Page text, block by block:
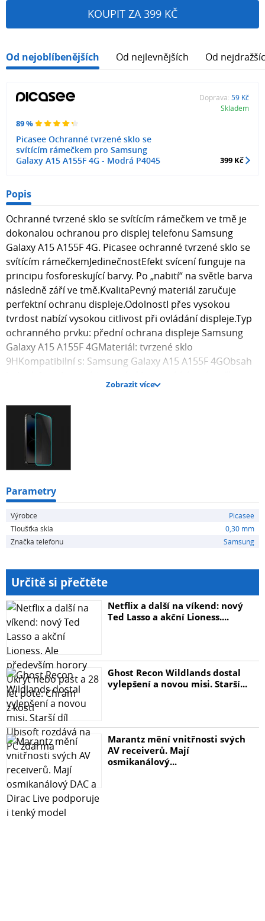
KOUPIT ZA 399 KČ
Od nejoblíbenějších Od nejlevnějších Od
89 %
Picasee Ochranné tvrzené sklo se
svítícím rámečkem pro Samsung
Galaxy A15 A155F 4G - Modrá P4045
Doprava: 59 Kč
Skladem
399 Kč
Popis
Ochranné tvrzené sklo se svítícím rámečkem ve tmě je
dokonalou ochranou pro displej telefonu Samsung
Galaxy A15 A155F 4G. Picasee ochranné tvrzené sklo se
svítícím rámečkemJedinečnostEfekt svícení funguje na
principu fosforeskující barvy. Po „nabití“ na světle barva
následně září ve tmě.KvalitaPevný materiál zaručuje
perfektní ochranu displeje.OdolnostI přes vysokou
tvrdost nabízí vysokou citlivost při ovládání displeje.Typ
ochranného prvku: přední ochrana displeje Samsung
Galaxy A15 A155F 4GMateriál: tvrzené sklo
9HKompatibilní s: Samsung Galaxy A15 A155F 4GObsah
pro Samsung Galaxy A15 A155F 4G , 1x hadřík pro
aplikaci skla na displej telefonu. Fotografie skla mohou
být ilustrativní.
Zobrazit více
Parametry
Výrobce
Picasee
Tloušťka skla
0,30 mm
Značka telefonu
Samsung
Určitě si přečtěte
Netflix a další na víkend: nový
Ted Lasso a akční Lioness....
Ghost Recon Wildlands dostal
vylepšení a novou misi. Starší...
Marantz mění vnitřnosti svých
AV receiverů. Mají
osmikanálový...